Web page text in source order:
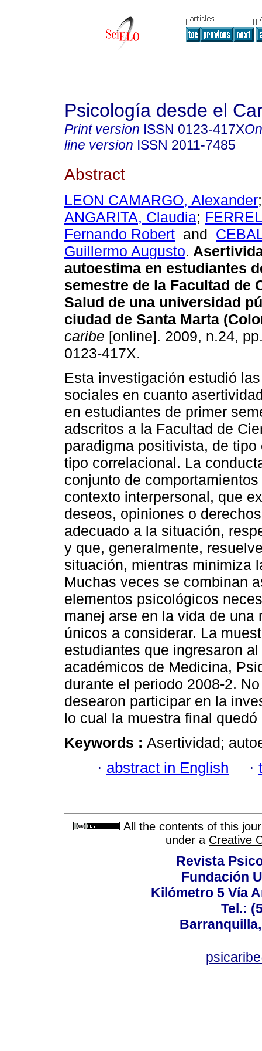
Psicología desde el
Print version ISSN 0123-417X
line version ISSN 2011-7485
Abstract
LEON CAMARGO, Alexander
ANGARITA, Claudia;
Fernando Robert and
Guillermo Augusto.
autoestima en estudiantes
semestre de la Facultad de
Salud de una universidad
ciudad de Santa Marta
caribe [online]. 2009, n.24,
0123-417X.
Esta investigación estudió
sociales en cuanto
en estudiantes de primer
adscritos a la Facultad de
paradigma positivista, de
tipo correlacional. La
conjunto de
contexto interpersonal, que
deseos, opiniones o
adecuado a la situación,
y que, generalmente,
situación, mientras minimiza
Muchas veces se combinan
elementos psicológicos
manej arse en la vida de
únicos a considerar. La
estudiantes que ingresaron
académicos de Medicina,
durante el periodo 2008-2.
desearon participar en la
lo cual la muestra final
Keywords : Asertividad;
· abstract in English ·
All the contents of this
under a Creative
Revista
Fundación
Kilómetro 5 Vía
Tel.: